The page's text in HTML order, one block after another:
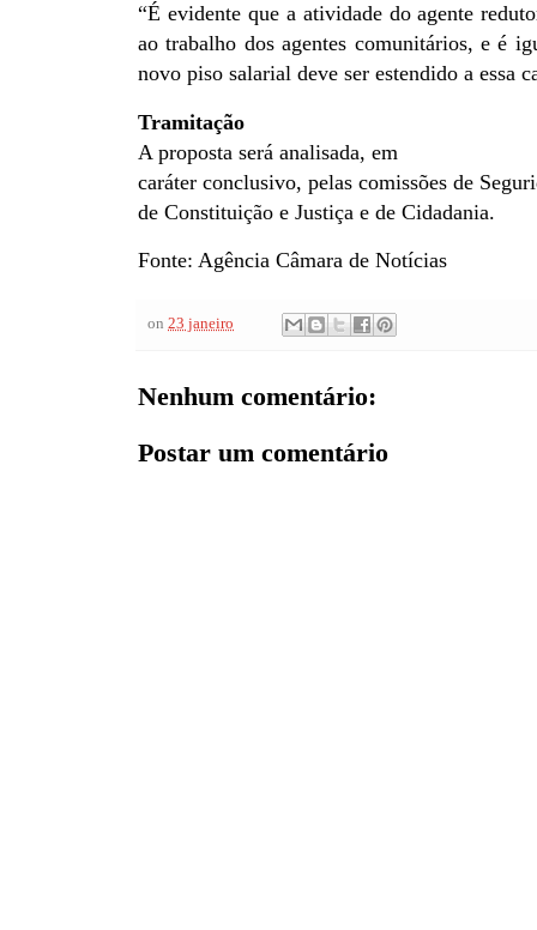
“É evidente que a atividade do agente
ao trabalho dos agentes comunitários, e é
novo piso salarial deve ser estendido a essa
Tramitação
A proposta será analisada, em
caráter conclusivo, pelas comissões de
de Constituição e Justiça e de Cidadania.
Fonte: Agência Câmara de Notícias
on 23 janeiro
Nenhum comentário:
Postar um comentário